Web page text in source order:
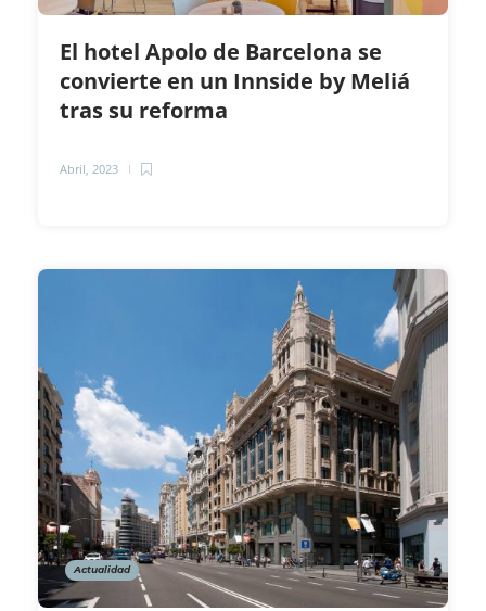
El hotel Apolo de Barcelona se
convierte en un Innside by Meliá
tras su reforma
Abril, 2023
Actualidad